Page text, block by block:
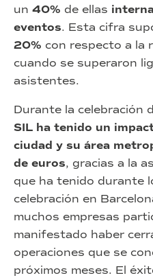
un 40% de ellas
eventos. Esta cifra
20% con respecto a la
cuando se superaron
asistentes.
Durante la celebración
SIL ha tenido un
ciudad y su área
de euros, gracias a la
que ha tenido durante
celebración en
muchos empresas
manifestado haber
operaciones que se
próximos meses. El